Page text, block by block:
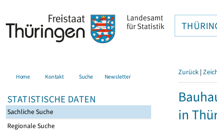
Home Kontakt Suche Newsletter
STATISTISCHE DATEN
Sachliche Suche
Regionale Suche
Zurück |
in